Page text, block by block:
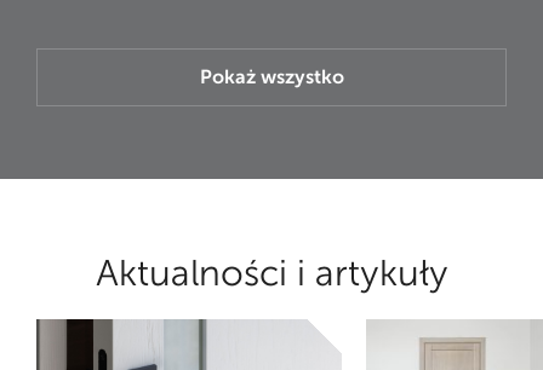
Pokaż wszystko
Aktualności i artykuły